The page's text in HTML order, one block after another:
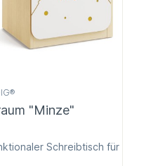
"Minze"
Schreibtisch für